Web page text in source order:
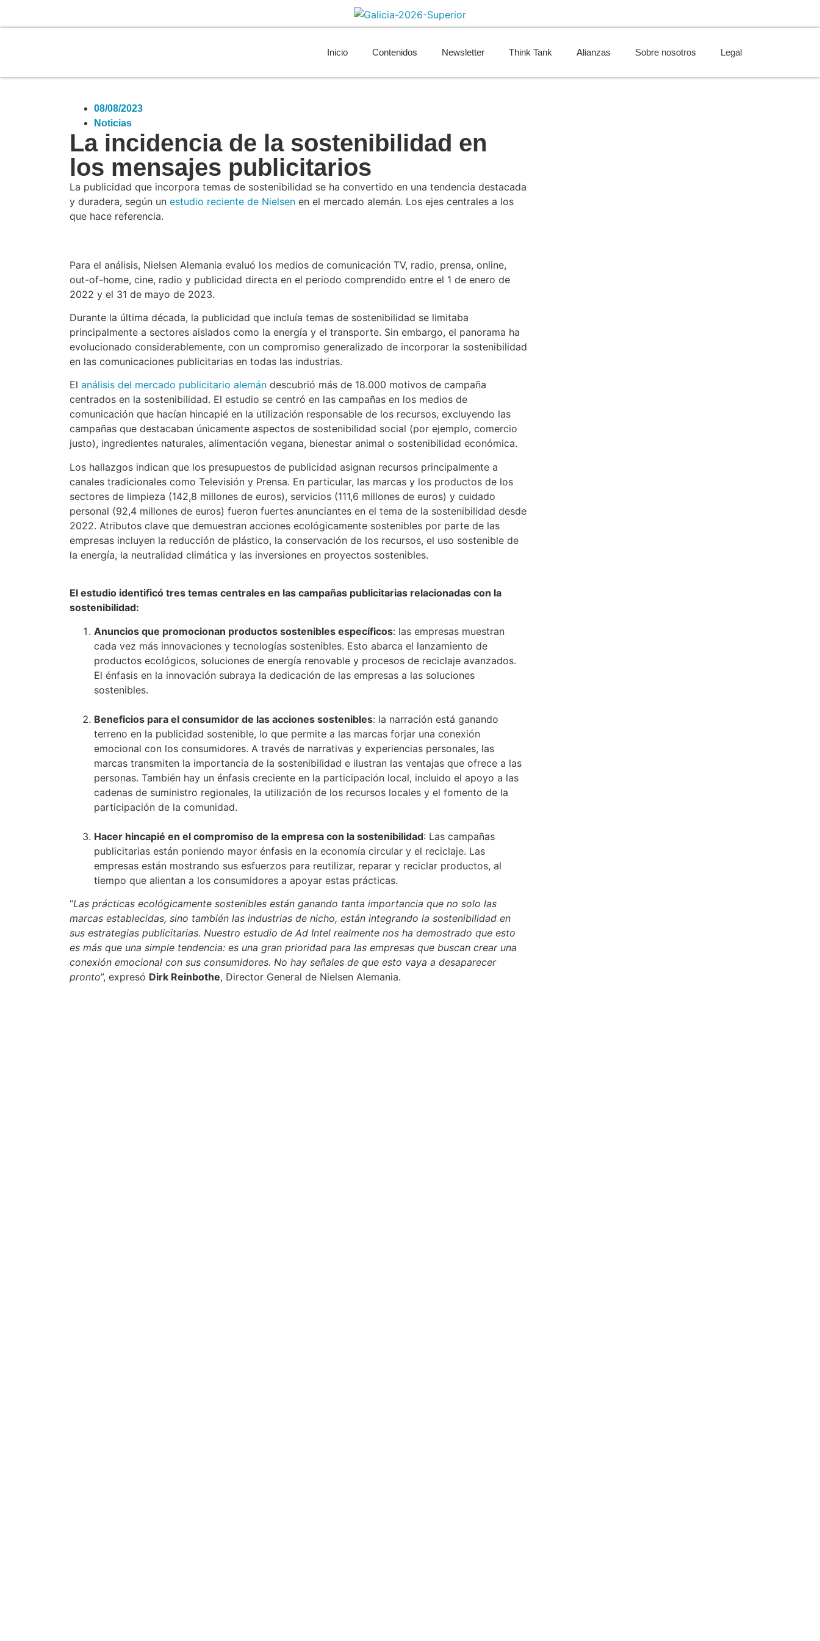
Inicio Contenidos Newsletter Think Tank Alianzas Sobre nosotros Legal
08/08/2023
Noticias
La incidencia de la sostenibilidad en
los mensajes publicitarios
La publicidad que incorpora temas de sostenibilidad se ha convertido en una tendencia destacada
y duradera, según unestudio reciente de Nielsen en el mercado alemán. Los ejes centrales a los
que hace referencia.
Para el análisis, Nielsen Alemania evaluó los medios de comunicación TV, radio, prensa, online,
out-of-home, cine, radio y publicidad directa en el periodo comprendido entre el 1 de enero de
2022 y el 31 de mayo de 2023.
Durante la última década, la publicidad que incluía temas de sostenibilidad se limitaba
principalmente a sectores aislados como la energía y el transporte. Sin embargo, el panorama ha
evolucionado considerablemente, con un compromiso generalizado de incorporar la sostenibilidad
en las comunicaciones publicitarias en todas las industrias.
Elanálisis del mercado publicitario alemán descubrió más de 18.000 motivos de campaña
centrados en la sostenibilidad. El estudio se centró en las campañas en los medios de
comunicación que hacían hincapié en la utilización responsable de los recursos, excluyendo las
campañas que destacaban únicamente aspectos de sostenibilidad social (por ejemplo, comercio
justo), ingredientes naturales, alimentación vegana, bienestar animal o sostenibilidad económica.
Los hallazgos indican que los presupuestos de publicidad asignan recursos principalmente a
canales tradicionales como Televisión y Prensa. En particular, las marcas y los productos de los
sectores de limpieza (142,8 millones de euros), servicios (111,6 millones de euros) y cuidado
personal (92,4 millones de euros) fueron fuertes anunciantes en el tema de la sostenibilidad desde
2022. Atributos clave que demuestran acciones ecológicamente sostenibles por parte de las
empresas incluyen la reducción de plástico, la conservación de los recursos, el uso sostenible de
la energía, la neutralidad climática y las inversiones en proyectos sostenibles.
El estudio identificó tres temas centrales en las campañas publicitarias relacionadas con la
sostenibilidad:
Anuncios que promocionan productos sostenibles específicos: las empresas muestran
cada vez más innovaciones y tecnologías sostenibles. Esto abarca el lanzamiento de
productos ecológicos, soluciones de energía renovable y procesos de reciclaje avanzados.
El énfasis en la innovación subraya la dedicación de las empresas a las soluciones
sostenibles.
Beneficios para el consumidor de las acciones sostenibles: la narración está ganando
terreno en la publicidad sostenible, lo que permite a las marcas forjar una conexión
emocional con los consumidores. A través de narrativas y experiencias personales, las
marcas transmiten la importancia de la sostenibilidad e ilustran las ventajas que ofrece a las
personas. También hay un énfasis creciente en la participación local, incluido el apoyo a las
cadenas de suministro regionales, la utilización de los recursos locales y el fomento de la
participación de la comunidad.
Hacer hincapié en el compromiso de la empresa con la sostenibilidad: Las campañas
publicitarias están poniendo mayor énfasis en la economía circular y el reciclaje. Las
empresas están mostrando sus esfuerzos para reutilizar, reparar y reciclar productos, al
tiempo que alientan a los consumidores a apoyar estas prácticas.
“Las prácticas ecológicamente sostenibles están ganando tanta importancia que no solo las
marcas establecidas, sino también las industrias de nicho, están integrando la sostenibilidad en
sus estrategias publicitarias. Nuestro estudio de Ad Intel realmente nos ha demostrado que esto
es más que una simple tendencia: es una gran prioridad para las empresas que buscan crear una
conexión emocional con sus consumidores. No hay señales de que esto vaya a desaparecer
pronto”, expresó Dirk Reinbothe, Director General de Nielsen Alemania.